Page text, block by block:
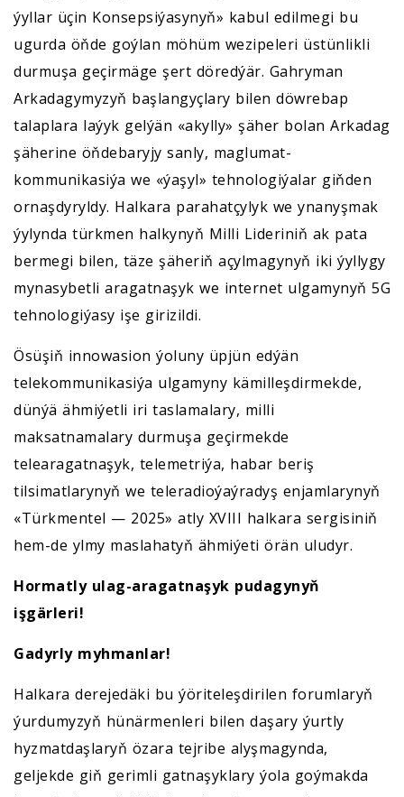
ýyllar üçin Konsepsiýasynyň» kabul edilmegi bu
ugurda öňde goýlan möhüm wezipeleri üstünlikli
durmuşa geçirmäge şert döredýär. Gahryman
Arkadagymyzyň başlangyçlary bilen döwrebap
talaplara laýyk gelýän «akylly» şäher bolan Arkadag
şäherine öňdebaryjy sanly, maglumat-
kommunikasiýa we «ýaşyl» tehnologiýalar giňden
ornaşdyryldy. Halkara parahatçylyk we ynanyşmak
ýylynda türkmen halkynyň Milli Lideriniň ak pata
bermegi bilen, täze şäheriň açylmagynyň iki ýyllygy
mynasybetli aragatnaşyk we internet ulgamynyň 5G
tehnologiýasy işe girizildi.
Ösüşiň innowasion ýoluny üpjün edýän
telekommunikasiýa ulgamyny kämilleşdirmekde,
dünýä ähmiýetli iri taslamalary, milli
maksatnamalary durmuşa geçirmekde
telearagatnaşyk, telemetriýa, habar beriş
tilsimatlarynyň we teleradioýaýradyş enjamlarynyň
«Türkmentel — 2025» atly XVIII halkara sergisiniň
hem-de ylmy maslahatyň ähmiýeti örän uludyr.
Hormatly ulag-aragatnaşyk pudagynyň
işgärleri!
Gadyrly myhmanlar!
Halkara derejedäki bu ýöriteleşdirilen forumlaryň
ýurdumyzyň hünärmenleri bilen daşary ýurtly
hyzmatdaşlaryň özara tejribe alyşmagynda,
geljekde giň gerimli gatnaşyklary ýola goýmakda